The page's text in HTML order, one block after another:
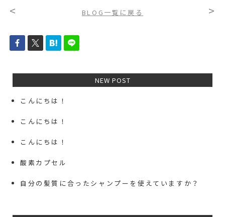
< BLOG一覧に戻る >
NEW POST
こんにちは！
こんにちは！
こんにちは！
酸素カプセル
自分の髪質に合ったシャンプーを使えていますか？